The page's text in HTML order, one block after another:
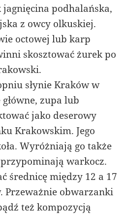
podhalańska,
z owcy olkuskiej.
octowej lub karp
skosztować żurek po
słynie Kraków w
zupa lub
jako deserowy
Krakowskim. Jego
Wyróżniają go także
warkocz.
średnicę między 12 a 17
Przeważnie obwarzanki
też kompozycją